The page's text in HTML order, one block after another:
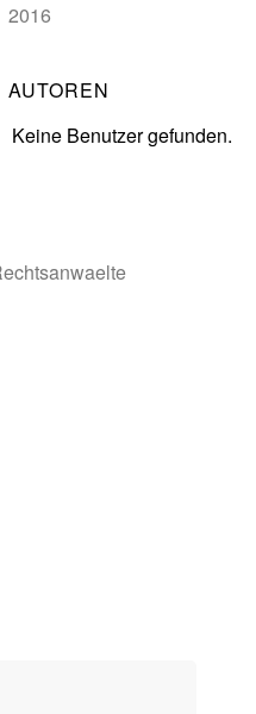
2016
AUTOREN
Keine Benutzer gefunden.